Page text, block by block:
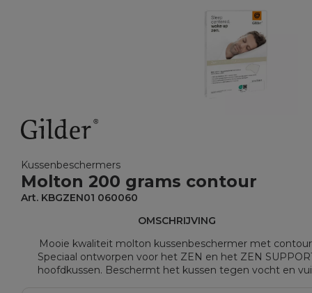
Kussenbeschermers
Molton 200 grams contour
Art. KBGZEN01 060060
OMSCHRIJVING
Mooie kwaliteit molton kussenbeschermer met
Speciaal ontworpen voor het ZEN en het ZEN
hoofdkussen. Beschermt het kussen tegen vocht en